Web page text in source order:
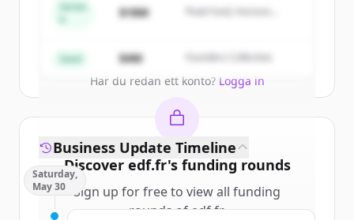
get started.
Har du redan ett konto? Logga in
Series
$18M
Peak Fund, Horizon
Seed $4M Founders Collective
Discover edf.fr's funding rounds
Sign up for free to view all funding
roundsofedf.fr.
Business Update Timeline
Saturday,
May 30